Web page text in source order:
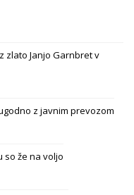
zlato Janjo Garnbret v
z javnim prevozom
so že na voljo